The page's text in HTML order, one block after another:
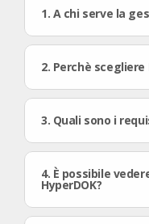
1. A chi serve la
2. Perchè scegliere
3. Quali sono i
4. È possibile
HyperDOK?